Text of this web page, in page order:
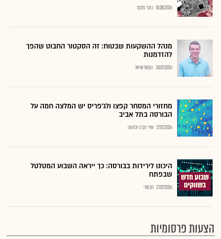
01.08.2026 כתבי גלובס
מנהל ההשקעות שבטוח: זה הסקטור החבוט שהפך
להזדמנות
28.07.2026 נתנאל אריאל
מחזורי המסחר קפצו ולג'פריס יש המלצה חמה על
הבורסה בתל אביב
27.07.2026 שירי חביב-ולדהורן
היכונו לירידות בבורסה: כך ייראה השבוע המטלטל
שבפתח
27.07.2026 רם מורי
הצעות פרסומיות